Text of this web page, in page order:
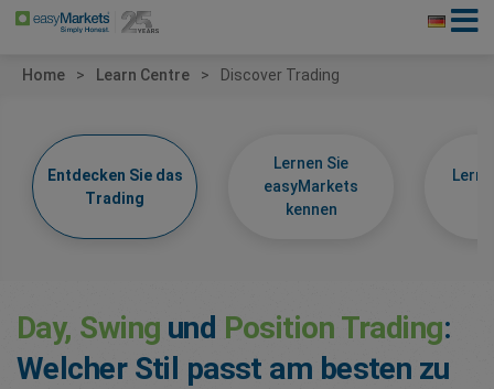
Home Learn Centre Discover Trading
Entdecken Sie das
Trading
Lernen Sie
easyMarkets
kennen
Day, Swing und Position Trading:
Welcher Stil passt am besten zu